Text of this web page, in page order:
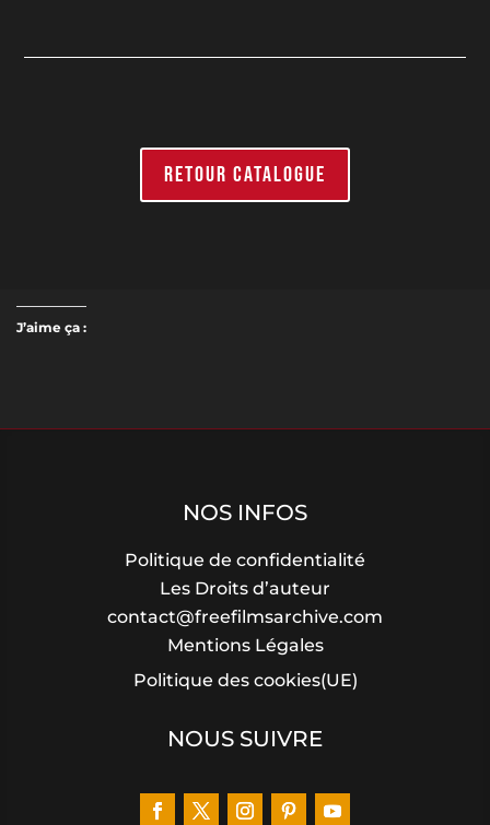
RETOUR CATALOGUE
J’aime ça :
NOS INFOS
Politique de confidentialité
Les Droits d’auteur
contact@freefilmsarchive.com
Mentions Légales
Politique des cookies(UE)
NOUS SUIVRE